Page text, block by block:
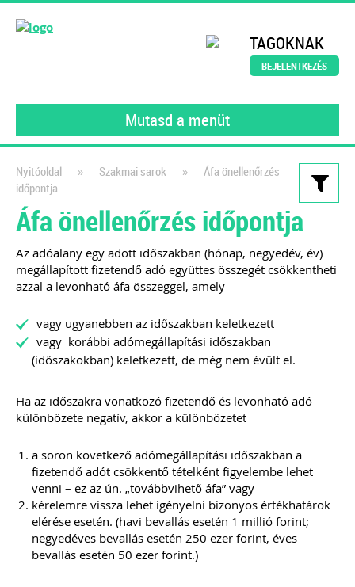
TAGOKNAK
BEJELENTKEZÉS
Mutasd a menüt
Webáruházak és e-
kereskedelem működése a
gyakorlatban
könyvelőknek
2021.
WEBÁRUHÁZAT INDÍTÓK ÉS
ÜZEMELTETŐK RÉSZÉRE
specialitások
Webáruház indításának jogi és
technikai feltételei
Webáruházak sikerének a kulcsa
E-kereskedelem szabályozása 2021.
JÚLIUS 1-JÉTŐL
Import „Zöld Csatorna”
Import OSS (IOSS)
Online piacterek
Nyitóoldal » Szakmai sarok »
Áfa önellenőrzés
időpontja
Áfa önellenőrzés időpontja
Az adóalany egy adott időszakban (hónap, negyedév, év)
megállapított fizetendő adó együttes összegét csökkentheti
azzal a levonható áfa összeggel, amely
vagy ugyanebben az időszakban keletkezett
vagy korábbi adómegállapítási időszakban
(időszakokban) keletkezett, de még nem évült el.
Ha az időszakra vonatkozó fizetendő és levonható adó
különbözete negatív, akkor a különbözetet
a soron következő adómegállapítási időszakban a
fizetendő adót csökkentő tételként figyelembe lehet
venni – ez az ún. „továbbvihető áfa” vagy
kérelemre vissza lehet igényelni bizonyos értékhatárok
elérése esetén. (havi bevallás esetén 1 millió forint;
negyedéves bevallás esetén 250 ezer forint, éves
bevallás esetén 50 ezer forint.)